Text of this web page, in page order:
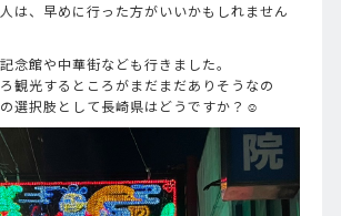
は、早めに行った方がいいかもしれません
念館や中華街なども行きました。
観光するところがまだまだありそうなの
選択肢として長崎県はどうですか？☺️